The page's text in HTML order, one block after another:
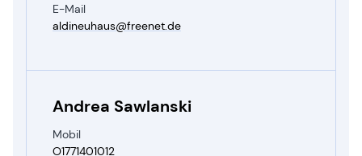
E-Mail
aldineuhaus@​freenet.​de
Andrea Sawlanski
Mobil
O1771401012